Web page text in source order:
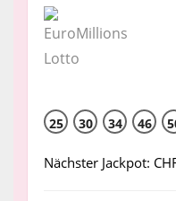
25 30 34 46
Nächster Jackpot: